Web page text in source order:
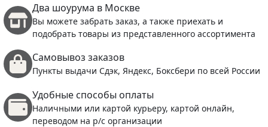
Два шоурума в Москве
Вы можете забрать заказ, а также приехать и
подобрать товары из представленного ассортимента
Самовывоз заказов
Пункты выдачи Сдэк, Яндекс, Боксбери по всей России
Удобные способы оплаты
Наличными или картой курьеру, картой онлайн,
переводом на р/с организации